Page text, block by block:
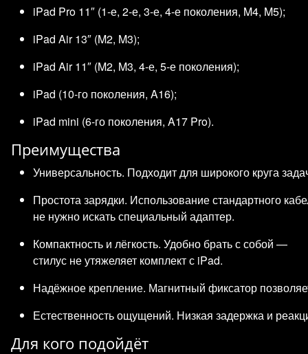
iPad Pro 11″ (1‑е, 2‑е, 3‑е, 4‑е поколения, M4, M5);
iPad Air 13″ (M2, M3);
iPad Air 11″ (M2, M3, 4‑е, 5‑е поколения);
iPad (10‑го поколения, A16);
iPad mini (6‑го поколения, A17 Pro).
Преимущества
Универсальность. Подходит для широкого круга
Простота зарядки. Использование стандартного
не нужно искать специальный адаптер.
Компактность и лёгкость. Удобно брать с собой —
стилус не утяжеляет комплект с iPad.
Надёжное крепление. Магнитный фиксатор
Естественность ощущений. Низкая задержка и
Для кого подойдёт